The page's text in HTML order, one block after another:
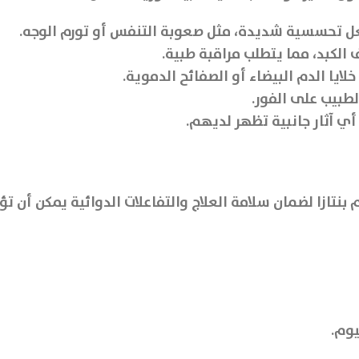
تحسسية شديدة، مثل صعوبة التنفس أو تورم الوجه.
مما يتطلب مراقبة طبية.
الدم البيضاء أو الصفائح الدموية.
على الفور.
آثار جانبية تظهر لديهم.
لضمان سلامة العلاج والتفاعلات الدوائية يمكن أن